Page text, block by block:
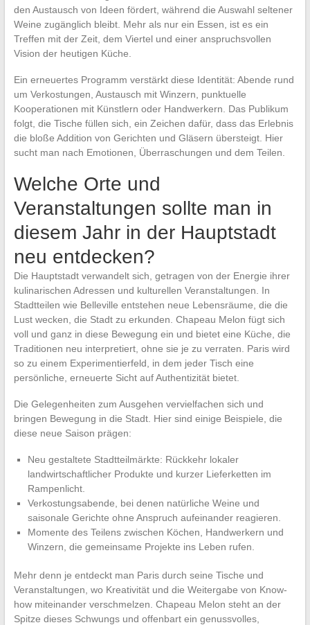
den Austausch von Ideen fördert, während die Auswahl seltener
Weine zugänglich bleibt. Mehr als nur ein Essen, ist es ein
Treffen mit der Zeit, dem Viertel und einer anspruchsvollen
Vision der heutigen Küche.
Ein erneuertes Programm verstärkt diese Identität: Abende rund
um Verkostungen, Austausch mit Winzern, punktuelle
Kooperationen mit Künstlern oder Handwerkern. Das Publikum
folgt, die Tische füllen sich, ein Zeichen dafür, dass das Erlebnis
die bloße Addition von Gerichten und Gläsern übersteigt. Hier
sucht man nach Emotionen, Überraschungen und dem Teilen.
Welche Orte und
Veranstaltungen sollte man in
diesem Jahr in der Hauptstadt
neu entdecken?
Die Hauptstadt verwandelt sich, getragen von der Energie ihrer
kulinarischen Adressen und kulturellen Veranstaltungen. In
Stadtteilen wie Belleville entstehen neue Lebensräume, die die
Lust wecken, die Stadt zu erkunden. Chapeau Melon fügt sich
voll und ganz in diese Bewegung ein und bietet eine Küche, die
Traditionen neu interpretiert, ohne sie je zu verraten. Paris wird
so zu einem Experimentierfeld, in dem jeder Tisch eine
persönliche, erneuerte Sicht auf Authentizität bietet.
Die Gelegenheiten zum Ausgehen vervielfachen sich und
bringen Bewegung in die Stadt. Hier sind einige Beispiele, die
diese neue Saison prägen:
Neu gestaltete Stadtteilmärkte: Rückkehr lokaler
landwirtschaftlicher Produkte und kurzer Lieferketten im
Rampenlicht.
Verkostungsabende, bei denen natürliche Weine und
saisonale Gerichte ohne Anspruch aufeinander reagieren.
Momente des Teilens zwischen Köchen, Handwerkern und
Winzern, die gemeinsame Projekte ins Leben rufen.
Mehr denn je entdeckt man Paris durch seine Tische und
Veranstaltungen, wo Kreativität und die Weitergabe von Know-
how miteinander verschmelzen. Chapeau Melon steht an der
Spitze dieses Schwungs und offenbart ein genussvolles,